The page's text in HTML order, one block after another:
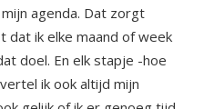
agenda. Dat zorgt
ik elke maand of week
doel. En elk stapje -hoe
ik ook altijd mijn